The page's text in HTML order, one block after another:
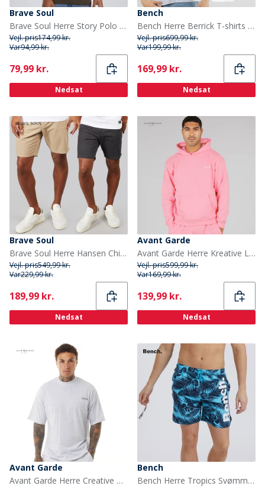
Brave Soul
Brave Soul Herre Story Polo Khaki
Vejl. pris174,99 kr.
Var94,99 kr.
Current
79,99 kr.
Nedsat
Bench
Bench Herre Berrick T-shirts Flerfarvet
Vejl. pris699,99 kr.
Var199,99 kr.
Current
169,99 kr.
Nedsat
Brave Soul
Brave Soul Herre Hansen Chino Shorts Topak Dark Navy/Stone
Vejl. pris549,99 kr.
Var229,99 kr.
Current
189,99 kr.
Nedsat
Avant Garde
Avant Garde Herre Kreative Let Oversized Hoodie Bubblegum Pink
Vejl. pris599,99 kr.
Var169,99 kr.
Current
139,99 kr.
Nedsat
Avant Garde
Avant Garde Herre Creative T-shirt Lys Grå Melange
Bench
Bench Herre Tropics Svømme Shorts Intens Blå